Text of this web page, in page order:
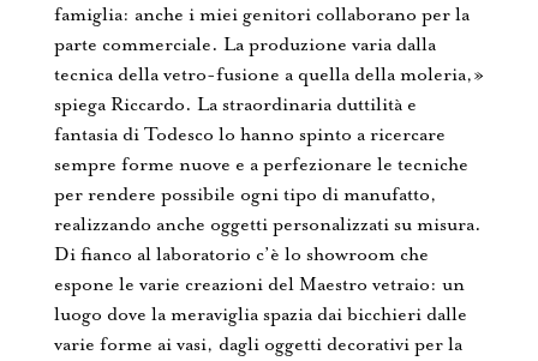
famiglia: anche i miei genitori collaborano per la
parte commerciale. La produzione varia dalla
tecnica della vetro-fusione a quella della moleria,»
spiega Riccardo. La straordinaria duttilità e
fantasia di Todesco lo hanno spinto a ricercare
sempre forme nuove e a perfezionare le tecniche
per rendere possibile ogni tipo di manufatto,
realizzando anche oggetti personalizzati su misura.
Di fianco al laboratorio c’è lo showroom che
espone le varie creazioni del Maestro vetraio: un
luogo dove la meraviglia spazia dai bicchieri dalle
varie forme ai vasi, dagli oggetti decorativi per la